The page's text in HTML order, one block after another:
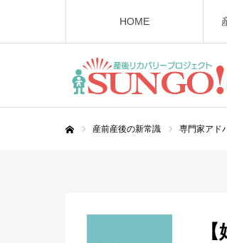
HOME
産前産後の新常識 専門家アド